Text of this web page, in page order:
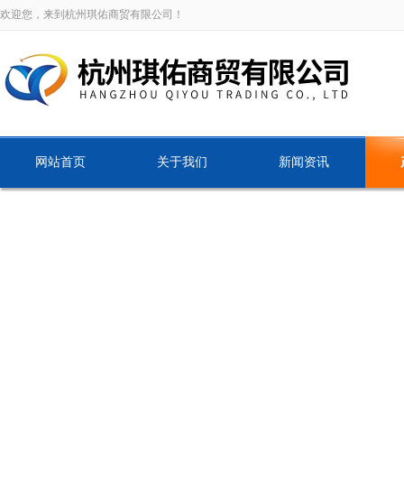
欢迎您，来到杭州琪佑商贸有限公司！
网站首页 关于我们 新闻资讯